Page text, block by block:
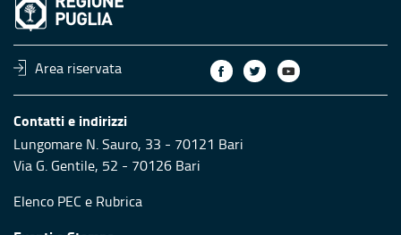
Area riservata
Contatti e indirizzi
Lungomare N. Sauro, 33 - 70121 Bari
Via G. Gentile, 52 - 70126 Bari
Elenco PEC e Rubrica